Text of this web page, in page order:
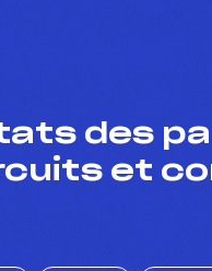
des
et